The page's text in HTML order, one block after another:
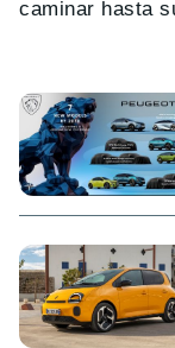
caminar hasta